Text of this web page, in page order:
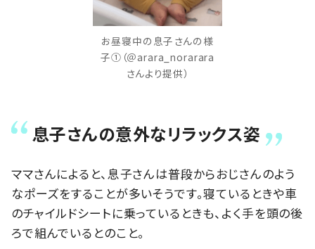
お昼寝中の息子さんの様
子①（＠arara_norarara
さんより提供）
息子さんの意外なリラックス姿
ママさんによると、息子さんは普段からおじさんのよう
なポーズをすることが多いそうです。寝ているときや車
のチャイルドシートに乗っているときも、よく手を頭の後
ろで組んでいるとのこと。